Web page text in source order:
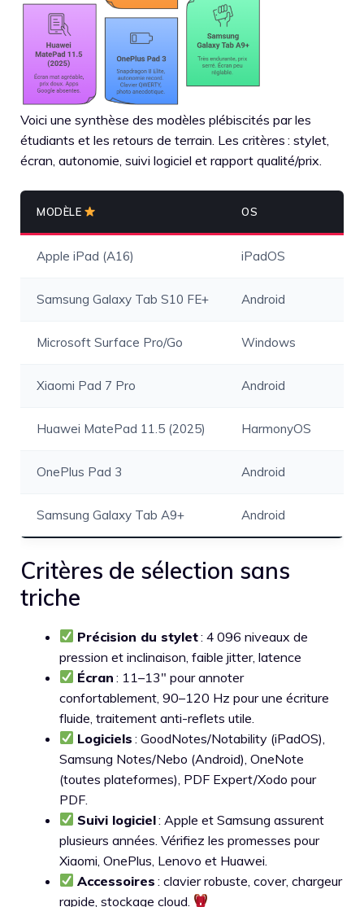
Voici une synthèse des modèles plébiscités par les
étudiants et les retours de terrain. Les critères : stylet,
écran, autonomie, suivi logiciel et rapport qualité/prix.
MODÈLE OS
Apple iPad (A16) iPadOS
Samsung Galaxy Tab S10 FE+ Android
Microsoft Surface Pro/Go Windows
Xiaomi Pad 7 Pro Android
Huawei MatePad 11.5 (2025) HarmonyOS
OnePlus Pad 3 Android
Samsung Galaxy Tab A9+ Android
Critères de sélection sans
triche
Précision du stylet: 4 096 niveaux de
pression et inclinaison, faible jitter, latence
Écran : 11–13″ pour annoter
confortablement, 90–120 Hz pour une écriture
fluide, traitement anti-reflets utile.
Logiciels : GoodNotes/Notability (iPadOS),
Samsung Notes/Nebo (Android), OneNote
(toutes plateformes), PDF Expert/Xodo pour
PDF.
Suivi logiciel: Apple et Samsung assurent
plusieurs années. Vérifiez les promesses pour
Xiaomi, OnePlus, Lenovo et Huawei.
Accessoires : clavier robuste, cover, chargeur
rapide, stockage cloud.